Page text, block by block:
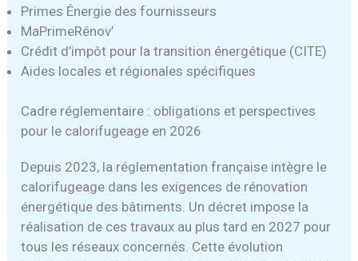
Primes Énergie des fournisseurs
MaPrimeRénov’
Crédit d’impôt pour la transition énergétique (CITE)
Aides locales et régionales spécifiques
Cadre réglementaire : obligations et perspectives
pour le calorifugeage en 2026
Depuis 2023, la réglementation française intègre le
calorifugeage dans les exigences de rénovation
énergétique des bâtiments. Un décret impose la
réalisation de ces travaux au plus tard en 2027 pour
tous les réseaux concernés. Cette évolution